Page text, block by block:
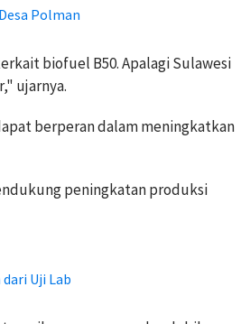
Polman
biofuel B50. Apalagi Sulawesi
ujarnya.
berperan dalam meningkatkan
peningkatan produksi
Uji Lab